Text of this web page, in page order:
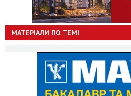
МАТЕРІАЛИ ПО ТЕМІ